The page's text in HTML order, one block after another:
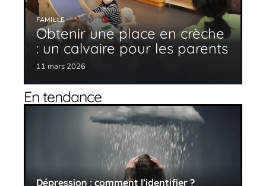
FAMILLE
Obtenir une place en crèche
: un calvaire pour les parents
11 mars 2026
En tendance
Dépression : comment l’identifier ?